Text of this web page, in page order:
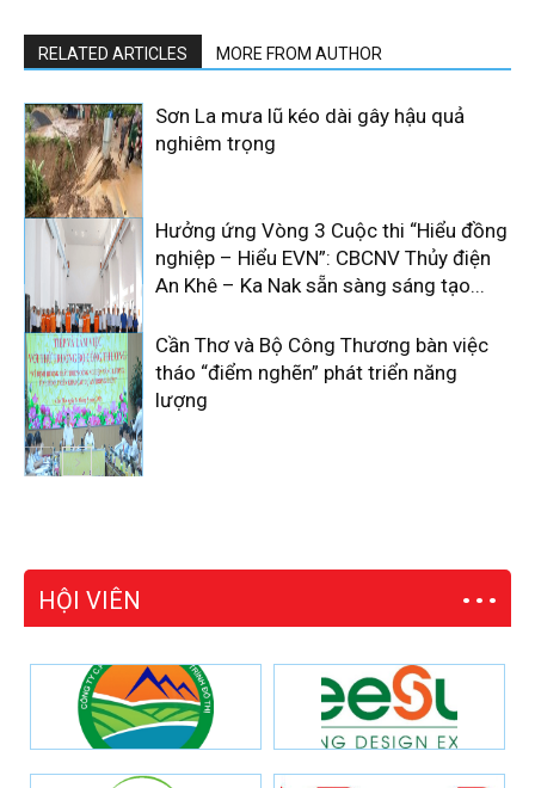
RELATED ARTICLES MORE FROM AUTHOR
Sơn La mưa lũ kéo dài gây hậu quả
nghiêm trọng
Hưởng ứng Vòng 3 Cuộc thi “Hiểu đồng
nghiệp – Hiểu EVN”: CBCNV Thủy điện
An Khê – Ka Nak sẵn sàng sáng tạo...
Cần Thơ và Bộ Công Thương bàn việc
tháo “điểm nghẽn” phát triển năng
lượng
HỘI VIÊN